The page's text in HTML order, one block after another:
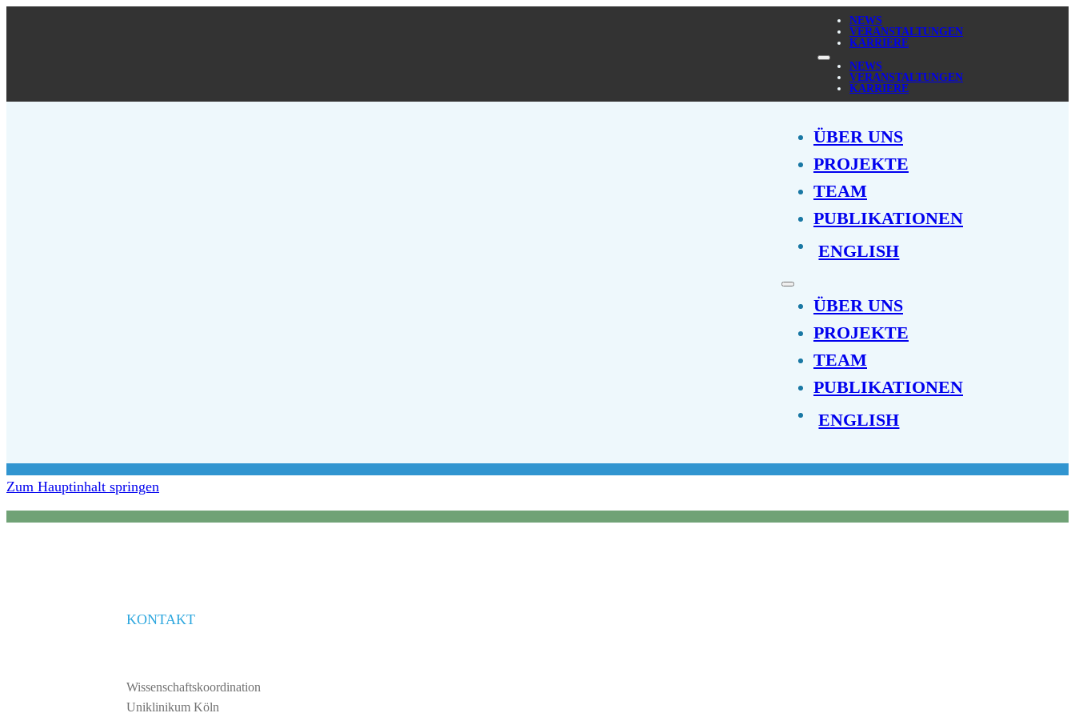
Zum Hauptinhalt springen
NEWS
VERANSTALTUNGEN
KARRIERE
NEWS
VERANSTALTUNGEN
KARRIERE
ÜBER UNS
PROJEKTE
TEAM
PUBLIKATIONEN
ENGLISH
ÜBER UNS
PROJEKTE
TEAM
PUBLIKATIONEN
ENGLISH
KONTAKT
Wissenschaftskoordination
Uniklinikum Köln